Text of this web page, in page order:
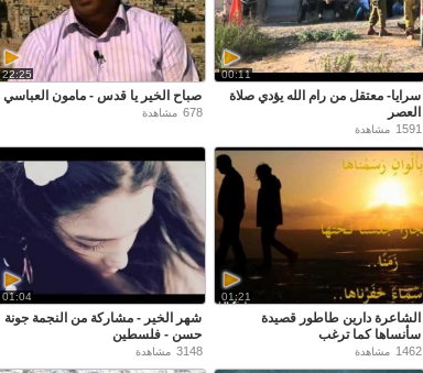
00:11
سرايا- معتقل من رام الله يؤدي صلاة
العصر
1591 مشاهدة
22:25
صباح الخير يا قدس - مامون العباسي
678 مشاهدة
01:21
الشاعرة دارين طاطور قصيدة
سأنساها كما ترغب
1462 مشاهدة
01:04
شهر الخير - مشاركة من النجمة جونة
حسن - فلسطين
3148 مشاهدة